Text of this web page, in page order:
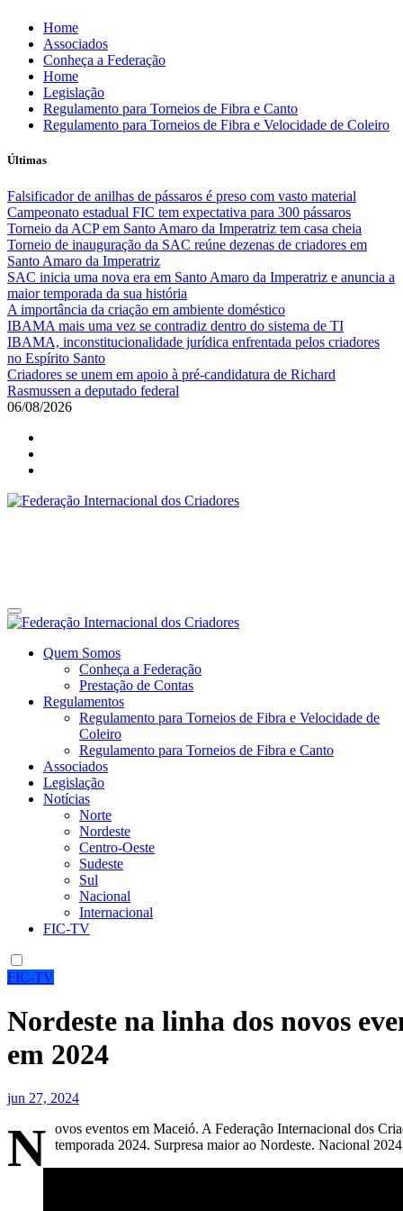
Skip
content
Home
Associados
Conheça a Federação
Home
Legislação
Regulamento para Torneios de Fibra e Canto
Regulamento para Torneios de Fibra e Velocidade de Coleiro
Últimas
Falsificador de anilhas de pássaros é preso com vasto material
Campeonato estadual FIC tem expectativa para 300 pássaros
Torneio da ACP em Santo Amaro da Imperatriz tem casa cheia
Torneio de inauguração da SAC reúne dezenas de criadores em
Santo Amaro da Imperatriz
SAC inicia uma nova era em Santo Amaro da Imperatriz e anuncia a
maior temporada da sua história
A importância da criação em ambiente doméstico
IBAMA mais uma vez se contradiz dentro do sistema de TI
IBAMA, inconstitucionalidade jurídica enfrentada pelos criadores
no Espírito Santo
Criadores se unem em apoio à pré-candidatura de Richard
Rasmussen a deputado federal
06/08/2026
Site da Federação Internacional dos Criadores de Pássaros
Quem Somos
Conheça a Federação
Prestação de Contas
Regulamentos
Regulamento para Torneios de Fibra e Velocidade de
Coleiro
Regulamento para Torneios de Fibra e Canto
Associados
Legislação
Notícias
Norte
Nordeste
Centro-Oeste
Sudeste
Sul
Nacional
Internacional
FIC-TV
FIC-TV
Nordeste na linha dos novos
em 2024
jun 27, 2024
N ovos eventos em Maceió. A Federação Internacional dos
temporada 2024. Surpresa maior ao Nordeste. Nacional 2024